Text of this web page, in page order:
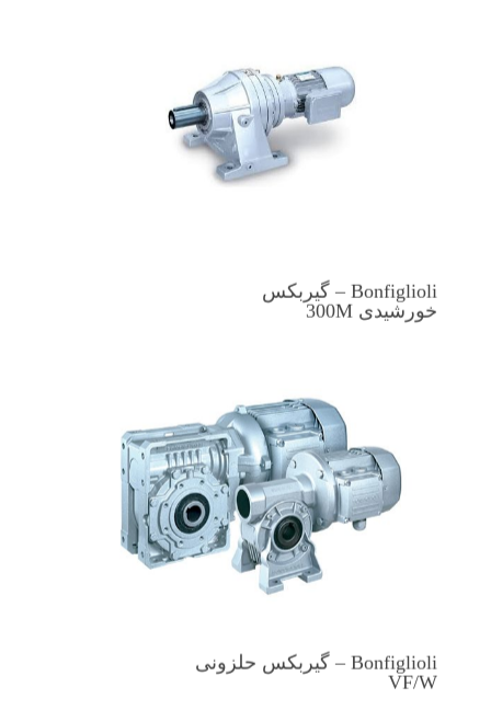
Bonfiglioli – گیربکس
خورشیدی 300M
Bonfiglioli – گیربکس حلزونی
VF/W